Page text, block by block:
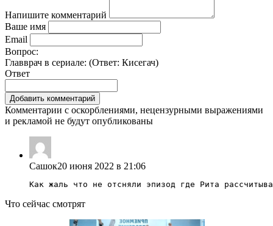
Напишите комментарий
Ваше имя
Email
Вопрос:
Главврач в сериале: (Ответ: Кисегач)
Ответ
Комментарии с оскорблениями, нецензурными выражениями
и рекламой не будут опубликованы
Сашок20 июня 2022 в 21:06
Как жаль что не отсняли эпизод где Рита
Что сейчас смотрят